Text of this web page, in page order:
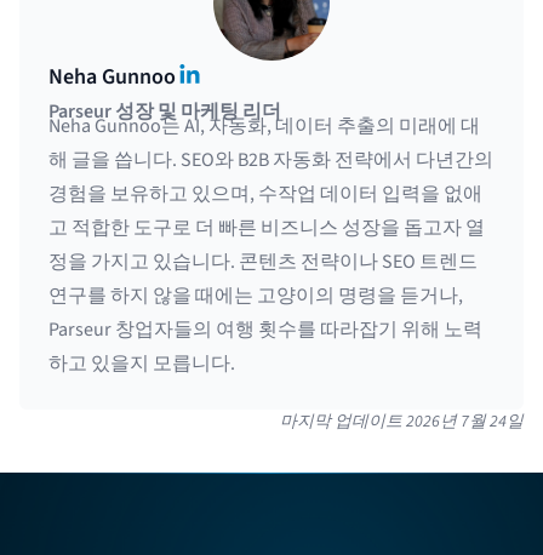
Neha GunnooLinkedIn
Parseur 성장 및 마케팅 리더
Neha Gunnoo는 AI, 자동화, 데이터 추출의 미래에 대
해 글을 씁니다. SEO와 B2B 자동화 전략에서 다년간의
경험을 보유하고 있으며, 수작업 데이터 입력을 없애
고 적합한 도구로 더 빠른 비즈니스 성장을 돕고자 열
정을 가지고 있습니다. 콘텐츠 전략이나 SEO 트렌드
연구를 하지 않을 때에는 고양이의 명령을 듣거나,
Parseur 창업자들의 여행 횟수를 따라잡기 위해 노력
하고 있을지 모릅니다.
마지막 업데이트2026년 7월 24일